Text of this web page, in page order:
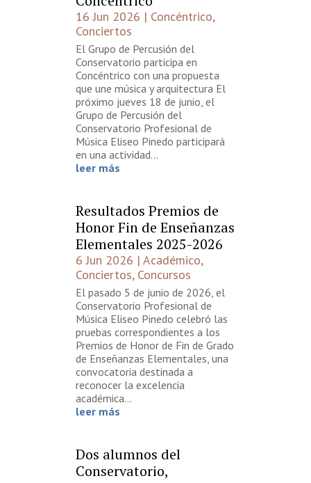
16 Jun 2026 | Concéntrico,
Conciertos
El Grupo de Percusión del
Conservatorio participa en
Concéntrico con una propuesta
que une música y arquitectura El
próximo jueves 18 de junio, el
Grupo de Percusión del
Conservatorio Profesional de
Música Eliseo Pinedo participará
en una actividad...
leer más
Resultados Premios de
Honor Fin de Enseñanzas
Elementales 2025-2026
6 Jun 2026 | Académico,
Conciertos, Concursos
El pasado 5 de junio de 2026, el
Conservatorio Profesional de
Música Eliseo Pinedo celebró las
pruebas correspondientes a los
Premios de Honor de Fin de Grado
de Enseñanzas Elementales, una
convocatoria destinada a
reconocer la excelencia
académica...
leer más
Dos alumnos del
Conservatorio,